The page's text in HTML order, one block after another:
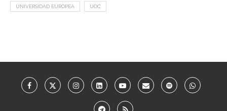
UNIVERSIDAD EUROPEA UOC